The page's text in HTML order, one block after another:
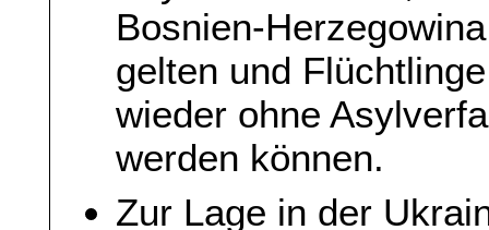
Bosnien-
gelten und
wieder ohne
werden können.
Zur Lage in der